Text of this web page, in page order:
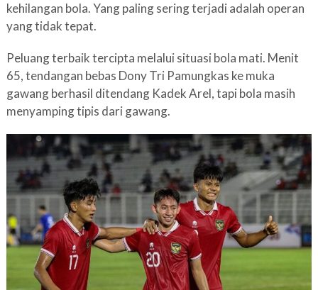
kehilangan bola. Yang paling sering terjadi adalah operan
yang tidak tepat.
Peluang terbaik tercipta melalui situasi bola mati. Menit
65, tendangan bebas Dony Tri Pamungkas ke muka
gawang berhasil ditendang Kadek Arel, tapi bola masih
menyamping tipis dari gawang.